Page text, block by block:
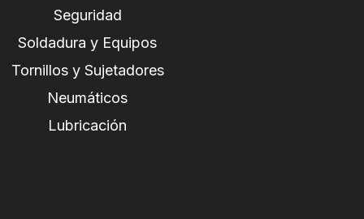
Seguridad
Soldadura y Equipos
Tornillos y Sujetadores
Neumáticos
Lubricación